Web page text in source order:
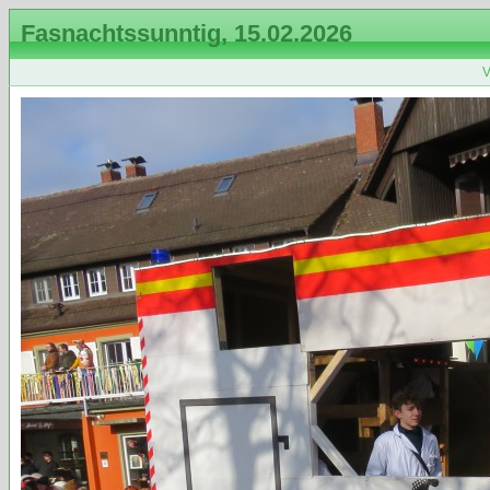
Fasnachtssunntig, 15.02.2026